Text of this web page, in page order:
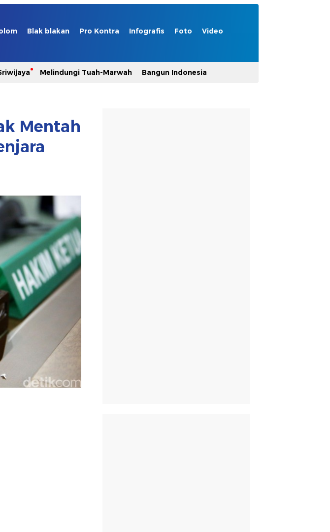
Blak blakan Pro Kontra Infografis Foto Video
Melindungi Tuah-Marwah Bangun Indonesia
Mentah